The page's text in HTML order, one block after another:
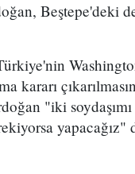
Beştepe'deki
kararı
"iki
yapacağız"